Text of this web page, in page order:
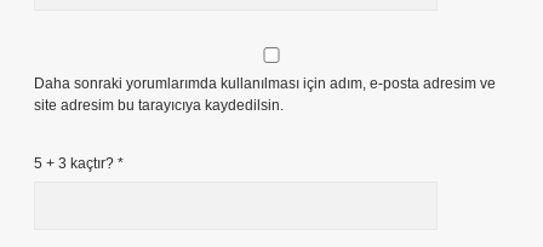
Daha sonraki yorumlarımda kullanılması için adım, e-posta adresim ve
site adresim bu tarayıcıya kaydedilsin.
5 + 3 kaçtır? *